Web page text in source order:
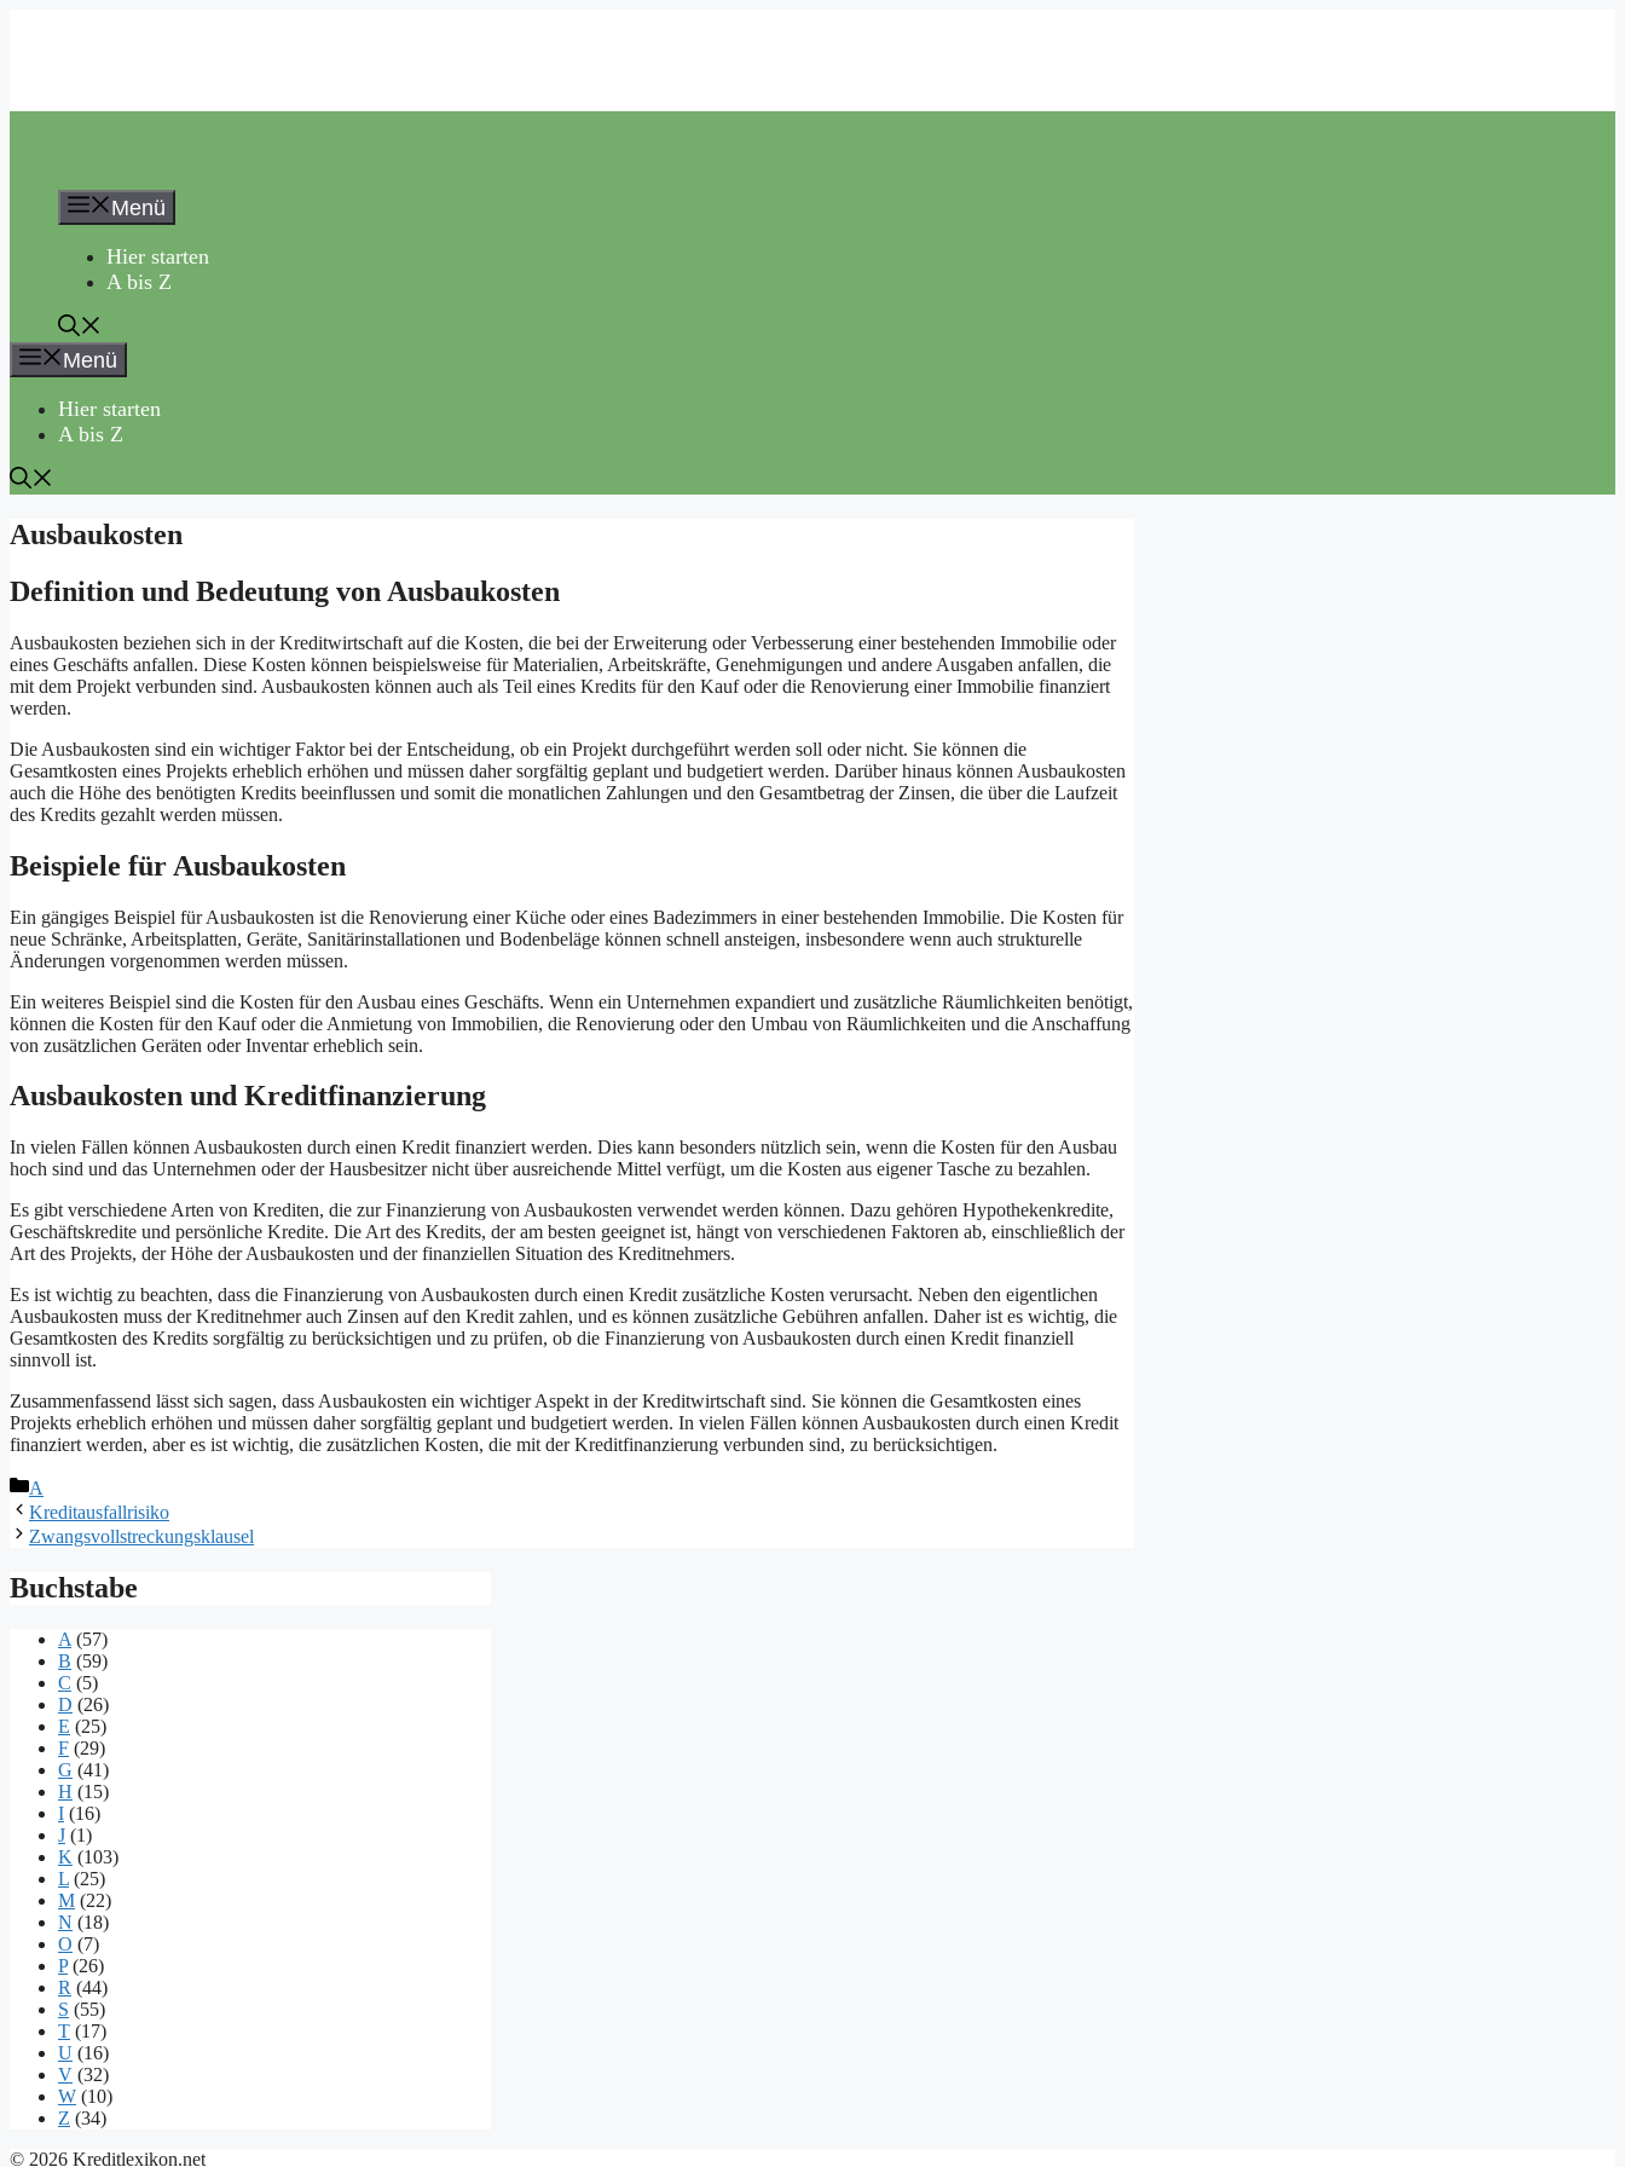
Menü
Hier starten
A bis Z
Menü
Hier starten
A bis Z
Ausbaukosten
Definition und Bedeutung von Ausbaukosten
Ausbaukosten beziehen sich in der Kreditwirtschaft auf die Kosten, die bei der Erweiterung oder Verbesserung einer bestehenden Immobilie oder
eines Geschäfts anfallen. Diese Kosten können beispielsweise für Materialien, Arbeitskräfte, Genehmigungen und andere Ausgaben anfallen, die
mit dem Projekt verbunden sind. Ausbaukosten können auch als Teil eines Kredits für den Kauf oder die Renovierung einer Immobilie finanziert
werden.
Die Ausbaukosten sind ein wichtiger Faktor bei der Entscheidung, ob ein Projekt durchgeführt werden soll oder nicht. Sie können die
Gesamtkosten eines Projekts erheblich erhöhen und müssen daher sorgfältig geplant und budgetiert werden. Darüber hinaus können Ausbaukosten
auch die Höhe des benötigten Kredits beeinflussen und somit die monatlichen Zahlungen und den Gesamtbetrag der Zinsen, die über die Laufzeit
des Kredits gezahlt werden müssen.
Beispiele für Ausbaukosten
Ein gängiges Beispiel für Ausbaukosten ist die Renovierung einer Küche oder eines Badezimmers in einer bestehenden Immobilie. Die Kosten für
neue Schränke, Arbeitsplatten, Geräte, Sanitärinstallationen und Bodenbeläge können schnell ansteigen, insbesondere wenn auch strukturelle
Änderungen vorgenommen werden müssen.
Ein weiteres Beispiel sind die Kosten für den Ausbau eines Geschäfts. Wenn ein Unternehmen expandiert und zusätzliche Räumlichkeiten benötigt,
können die Kosten für den Kauf oder die Anmietung von Immobilien, die Renovierung oder den Umbau von Räumlichkeiten und die Anschaffung
von zusätzlichen Geräten oder Inventar erheblich sein.
Ausbaukosten und Kreditfinanzierung
In vielen Fällen können Ausbaukosten durch einen Kredit finanziert werden. Dies kann besonders nützlich sein, wenn die Kosten für den Ausbau
hoch sind und das Unternehmen oder der Hausbesitzer nicht über ausreichende Mittel verfügt, um die Kosten aus eigener Tasche zu bezahlen.
Es gibt verschiedene Arten von Krediten, die zur Finanzierung von Ausbaukosten verwendet werden können. Dazu gehören Hypothekenkredite,
Geschäftskredite und persönliche Kredite. Die Art des Kredits, der am besten geeignet ist, hängt von verschiedenen Faktoren ab, einschließlich der
Art des Projekts, der Höhe der Ausbaukosten und der finanziellen Situation des Kreditnehmers.
Es ist wichtig zu beachten, dass die Finanzierung von Ausbaukosten durch einen Kredit zusätzliche Kosten verursacht. Neben den eigentlichen
Ausbaukosten muss der Kreditnehmer auch Zinsen auf den Kredit zahlen, und es können zusätzliche Gebühren anfallen. Daher ist es wichtig, die
Gesamtkosten des Kredits sorgfältig zu berücksichtigen und zu prüfen, ob die Finanzierung von Ausbaukosten durch einen Kredit finanziell
sinnvoll ist.
Zusammenfassend lässt sich sagen, dass Ausbaukosten ein wichtiger Aspekt in der Kreditwirtschaft sind. Sie können die Gesamtkosten eines
Projekts erheblich erhöhen und müssen daher sorgfältig geplant und budgetiert werden. In vielen Fällen können Ausbaukosten durch einen Kredit
finanziert werden, aber es ist wichtig, die zusätzlichen Kosten, die mit der Kreditfinanzierung verbunden sind, zu berücksichtigen.
Kategorien
A
Kreditausfallrisiko
Zwangsvollstreckungsklausel
Buchstabe
A (57)
B (59)
C (5)
D (26)
E (25)
F (29)
G (41)
H (15)
I (16)
J (1)
K (103)
L (25)
M (22)
N (18)
O (7)
P(26)
R (44)
S (55)
T (17)
U (16)
V (32)
W (10)
Z (34)
© 2026 Kreditlexikon.net